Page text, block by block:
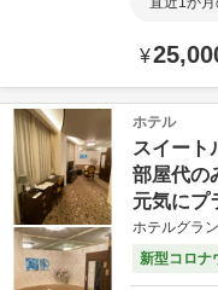
¥
ホテル
スイー
部屋代の
元気にプ
ホテルグラ
新型コロナ